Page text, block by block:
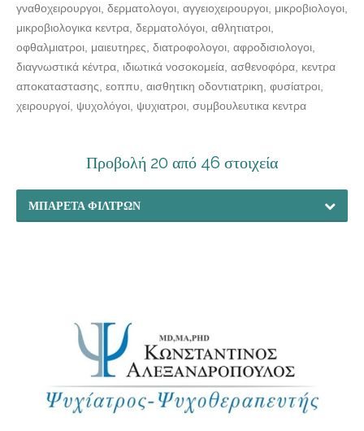
γναθοχειρουργοι, δερματολογοι, αγγειοχειρουργοι, μικροβιολογοι,
μικροβιολογικα κεντρα, δερματολόγοι, αθλητιατροι,
οφθαλμιατροι, μαιευτηρες, διατροφολογοι, αφροδισιολογοι,
διαγνωστικά κέντρα, ιδιωτικά νοσοκομεία, ασθενοφόρα, κεντρα
αποκαταστασης, εοππυ, αισθητικη οδοντιατρικη, φυσίατροι,
χειρουργοί, ψυχολόγοι, ψυχιατροι, συμβουλευτικα κεντρα
Προβολή 20 από 46 στοιχεία
ΜΠΑΡΈΤΑ ΦΊΛΤΡΩΝ